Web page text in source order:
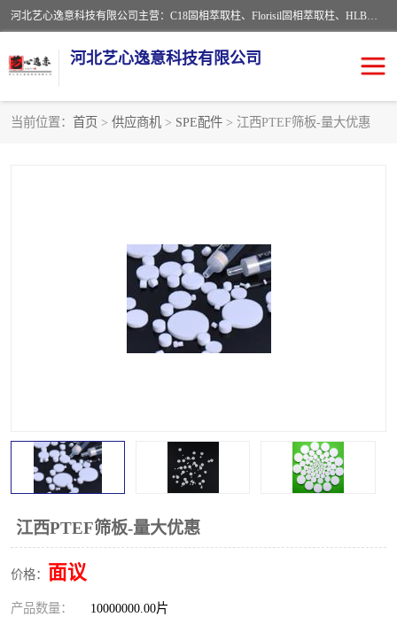
河北艺心逸意科技有限公司主营：C18固相萃取柱、Florisil固相萃取柱、HLB固相萃取柱、MCX固相萃取柱、QuEChERS、固相萃取空柱、针式过滤器 、固相萃取柱、黄曲霉毒素亲和柱。全国咨询热线：18630105913。河北艺心逸意科技有限公司接受来样定做，我们秉承着“顾客至上，锐意进取”的经营理念，坚持客户至上的原则为广大客户提供优质的服务，欢迎广大客户惠顾！免费咨询！
河北艺心逸意科技有限公司
当前位置： 首页 > 供应商机 > SPE配件 > 江西PTEF筛板-量大优惠
江西PTEF筛板-量大优惠
价格： 面议
产品数量： 10000000.00片
SPE填料
过滤器/滤膜
SPE配件